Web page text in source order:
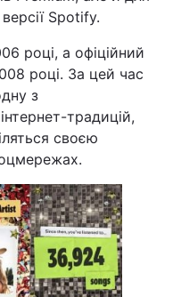
Spotify.
році, а офіційний
році. За цей час
з
традицій,
своєю